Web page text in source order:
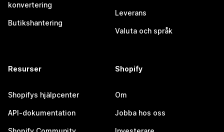
konvertering
Butikshantering
Leverans
Valuta och språk
Resurser
Shopifys hjälpcenter
API-dokumentation
Shopify
Om
Jobba hos oss